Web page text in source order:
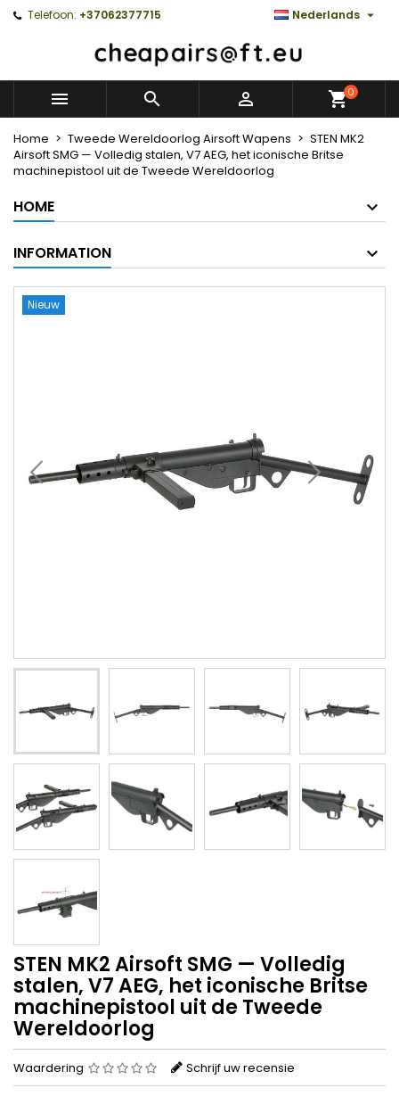
Telefoon: +37062377715 Nederlands 
   0
Home Tweede Wereldoorlog Airsoft Wapens
STEN MK2
Airsoft SMG — Volledig stalen, V7 AEG, het iconische Britse
machinepistool uit de Tweede Wereldoorlog
HOME
INFORMATION
Nieuw
STEN MK2 Airsoft SMG — Volledig
stalen, V7 AEG, het iconische Britse
machinepistool uit de Tweede
Wereldoorlog
Waardering Schrijf uw recensie